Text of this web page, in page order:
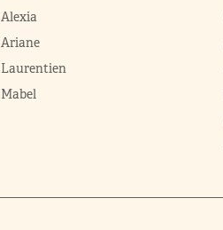
Alexia
Ariane
Laurentien
Mabel